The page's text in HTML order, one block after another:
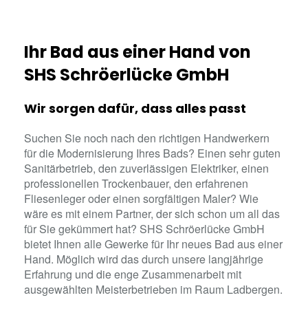
Ihr Bad aus einer Hand​ von
SHS Schröerlücke GmbH
Wir sorgen dafür, dass alles passt
Suchen Sie noch nach den richtigen Handwerkern
für die Modernisierung Ihres Bads? Einen sehr guten
Sanitärbetrieb, den zuverlässigen Elektriker, einen
professionellen Trockenbauer, den erfahrenen
Fliesenleger oder einen sorgfältigen Maler? Wie
wäre es mit einem Partner, der sich schon um all das
für Sie gekümmert hat? SHS Schröerlücke GmbH
bietet Ihnen alle Gewerke für Ihr neues Bad aus einer
Hand. Möglich wird das durch unsere langjährige
Erfahrung und die enge Zusammenarbeit mit
ausgewählten Meisterbetrieben im Raum Ladbergen.